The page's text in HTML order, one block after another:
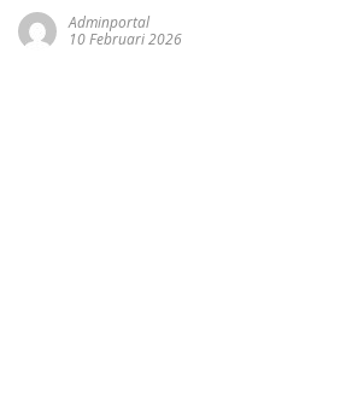
Adminportal
10 Februari 2026